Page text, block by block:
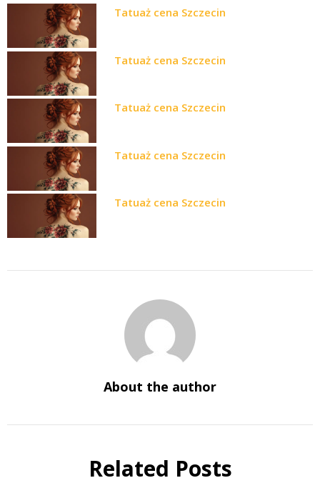
Tatuaż cena Szczecin
Tatuaż cena Szczecin
Tatuaż cena Szczecin
Tatuaż cena Szczecin
Tatuaż cena Szczecin
About the author
Related Posts